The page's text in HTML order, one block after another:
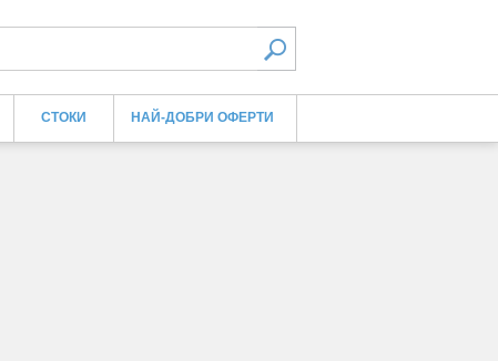
СТОКИ НАЙ-ДОБРИ ОФЕРТИ